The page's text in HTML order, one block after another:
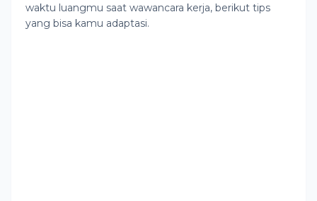
waktu luangmu saat wawancara kerja, berikut tips
yang bisa kamu adaptasi.